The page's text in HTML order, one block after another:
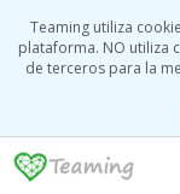
Teaming utiliza
plataforma. NO utiliza
de terceros para la